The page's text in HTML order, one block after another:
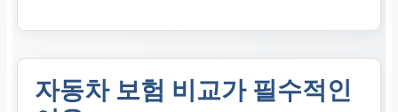
자동차 보험 비교가 필수적인